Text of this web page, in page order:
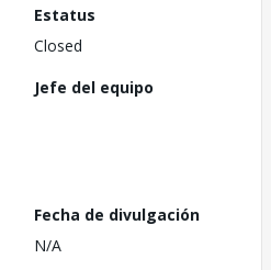
Estatus
Closed
Jefe del equipo
Fecha de divulgación
N/A